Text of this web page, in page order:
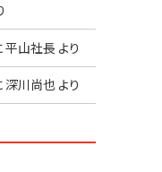
平山社長 より
深川尚也 より